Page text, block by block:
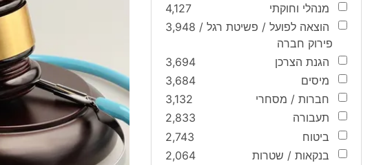
מנהלי וחוקתי
4,127
הוצאה לפועל / פשיטת רגל /
פירוק חברה
3,948
הגנת הצרכן
3,694
מיסים
3,684
חברות / מסחרי
3,132
תעבורה
2,833
ביטוח
2,743
בנקאות / שטרות
2,064